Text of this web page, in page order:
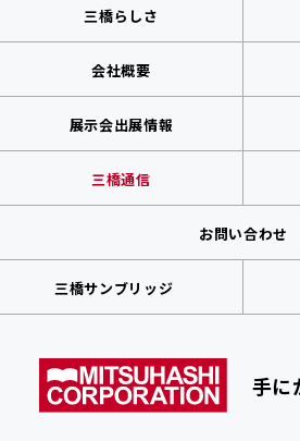
三橋らしさ
会社概要
展示会出展情報
三橋通信
お問い合わせ
三橋サンブリッジ
手に